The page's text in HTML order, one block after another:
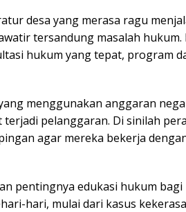
desa yang merasa ragu
tersandung masalah hukum.
hukum yang tepat, program
menggunakan anggaran
pelanggaran. Di sinilah
agar mereka bekerja
pentingnya edukasi hukum bagi
hari, mulai dari kasus